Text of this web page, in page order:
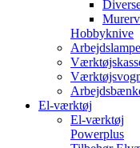
Hobbyknive
El-værktøj
El-værktøj
Powerplus